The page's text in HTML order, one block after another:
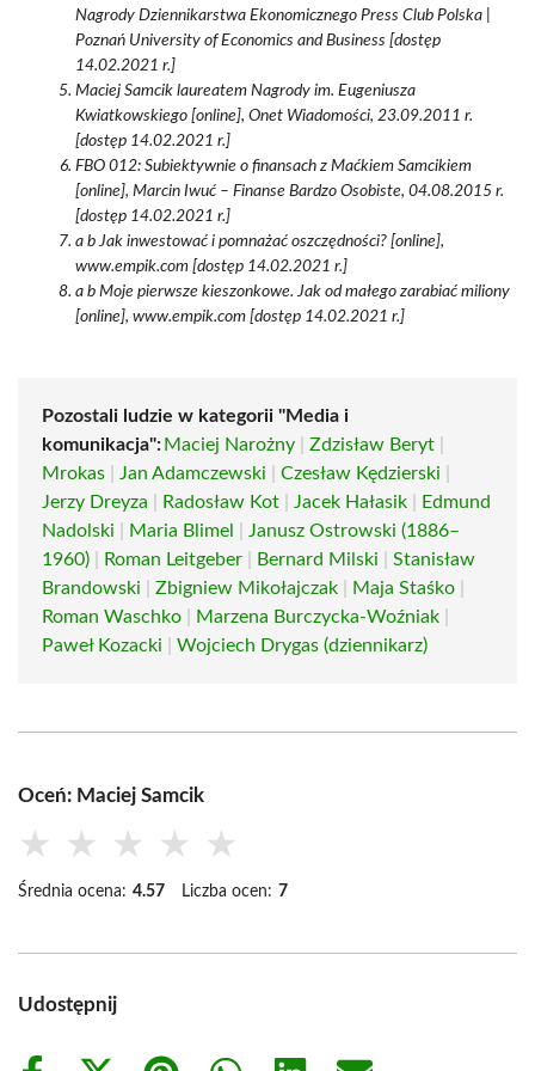
Nagrody Dziennikarstwa Ekonomicznego Press Club Polska |
Poznań University of Economics and Business [dostęp
14.02.2021 r.]
Maciej Samcik laureatem Nagrody im. Eugeniusza
Kwiatkowskiego [online], Onet Wiadomości, 23.09.2011 r.
[dostęp 14.02.2021 r.]
FBO 012: Subiektywnie o finansach z Maćkiem Samcikiem
[online], Marcin Iwuć – Finanse Bardzo Osobiste, 04.08.2015 r.
[dostęp 14.02.2021 r.]
a b Jak inwestować i pomnażać oszczędności? [online],
www.empik.com [dostęp 14.02.2021 r.]
a b Moje pierwsze kieszonkowe. Jak od małego zarabiać miliony
[online], www.empik.com [dostęp 14.02.2021 r.]
Pozostali ludzie w kategorii "Media i
komunikacja": Maciej Narożny Zdzisław Beryt
Mrokas
Jan Adamczewski Czesław Kędzierski
Jerzy Dreyza
Radosław Kot Jacek Hałasik
Edmund
Nadolski
Maria Blimel
Janusz Ostrowski (1886–
1960)
Roman Leitgeber Bernard Milski
Stanisław
Brandowski
Zbigniew Mikołajczak Maja Staśko
Roman Waschko
Marzena Burczycka-Woźniak
Paweł Kozacki
Wojciech Drygas (dziennikarz)
Oceń: Maciej Samcik
★ ★ ★ ★ ★
Średnia ocena: 4.57 Liczba ocen: 7
Udostępnij